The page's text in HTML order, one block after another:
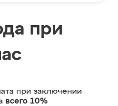
при
при заключении
всего 10%